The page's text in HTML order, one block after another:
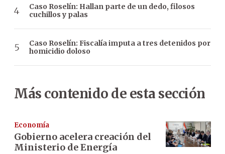
Caso Roselín: Hallan parte de un dedo, filosos
cuchillos y palas
Caso Roselín: Fiscalía imputa a tres detenidos por
homicidio doloso
Más contenido de esta sección
Economía
Gobierno acelera creación del
Ministerio de Energía